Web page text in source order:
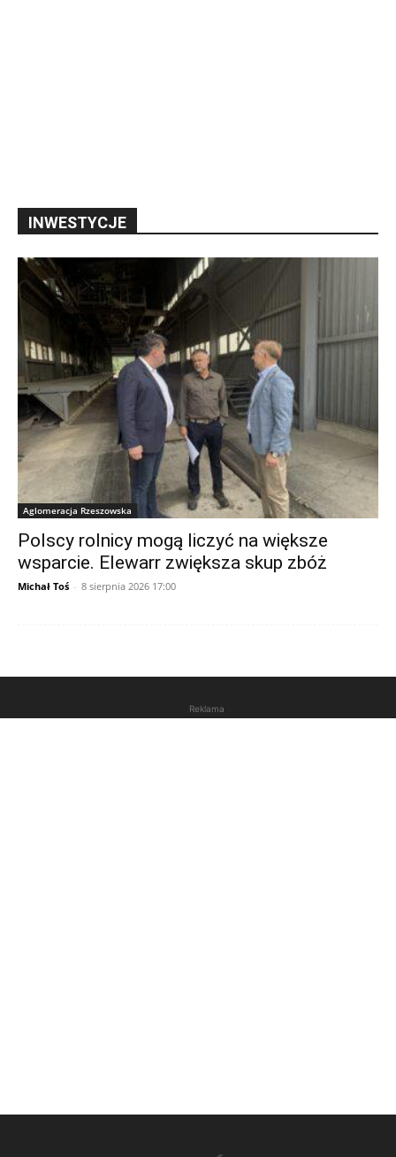
INWESTYCJE
Aglomeracja Rzeszowska
Polscy rolnicy mogą liczyć na większe
wsparcie. Elewarr zwiększa skup zbóż
Michał Toś - 8 sierpnia 2026 17:00
Reklama